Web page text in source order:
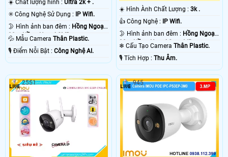
☀️ Chất lượng hình : Ultra 2k + .
✳️ Công Nghệ Sử Dụng :
IP Wifi.
🌛 Hình ảnh ban đêm : Hồng Ngoại
30m Hồng Ngoại SMD.
💦 Mẫu Camera Thân Plastic.
️🎙 Điểm Nỗi Bật : Công Nghệ AI.
☀️ Hình Ành Chất Lượng :3k .
👍 Công Nghệ :
IP Wifi.
🌛 Hình ảnh ban đêm : Hồng Ngoại
30m Hồng Ngoại Smart IR.
❄ Cấu Tạo CameraThân Plastic.
️🎙 Tích Hợp :Thu Âm.
2551 945